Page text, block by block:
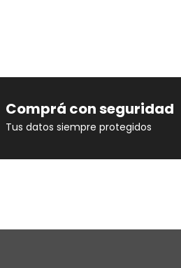
Comprá con seguridad
Tus datos siempre protegidos